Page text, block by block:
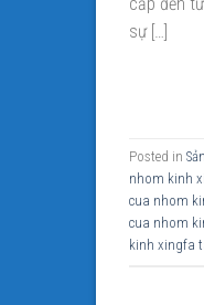
sự […]
Posted in
nhom kinh
cua nhom
cua nhom
kinh xingfa